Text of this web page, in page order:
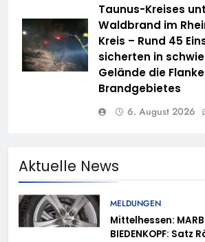
Taunus-Kreises
Waldbrand im
Kreis – Rund 45
sicherten in
Gelände die
Brandgebietes
6. August 2026
Aktuelle News
MELDUNGEN
Mittelhessen:
BIEDENKOPF: Satz